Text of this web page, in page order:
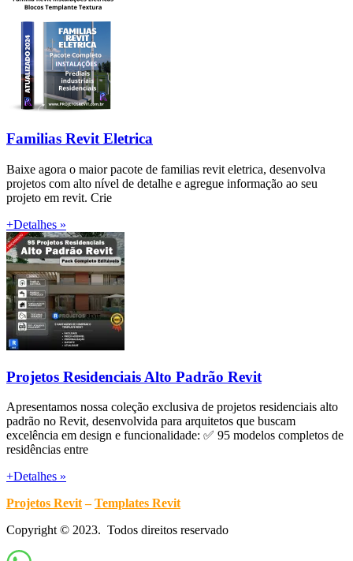
Familias Revit Eletrica
Baixe agora o maior pacote de familias revit eletrica, desenvolva
projetos com alto nível de detalhe e agregue informação ao seu
projeto em revit. Crie
+Detalhes »
Projetos Residenciais Alto Padrão Revit
Apresentamos nossa coleção exclusiva de projetos residenciais alto
padrão no Revit, desenvolvida para arquitetos que buscam
excelência em design e funcionalidade: ✅ 95 modelos completos de
residências entre
+Detalhes »
Projetos Revit–Templates Revit
Copyright © 2023. Todos direitos reservado